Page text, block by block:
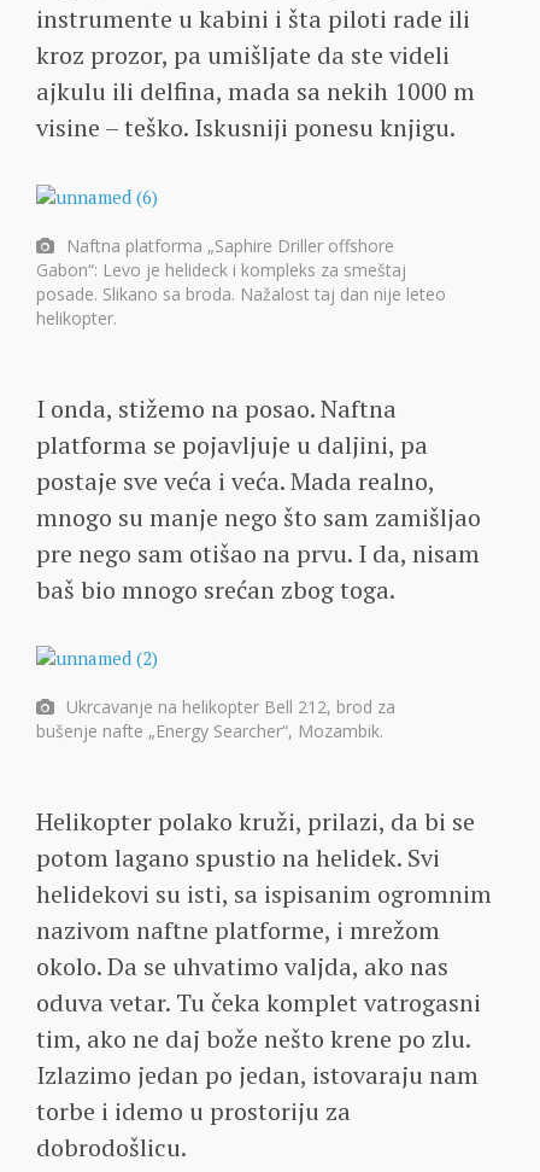
instrumente u kabini i šta piloti rade ili
kroz prozor, pa umišljate da ste videli
ajkulu ili delfina, mada sa nekih 1000 m
visine – teško. Iskusniji ponesu knjigu.
Naftna platforma „Saphire Driller offshore
Gabon“: Levo je helideck i kompleks za smeštaj
posade. Slikano sa broda. Nažalost taj dan nije leteo
helikopter.
I onda, stižemo na posao. Naftna
platforma se pojavljuje u daljini, pa
postaje sve veća i veća. Mada realno,
mnogo su manje nego što sam zamišljao
pre nego sam otišao na prvu. I da, nisam
baš bio mnogo srećan zbog toga.
Ukrcavanje na helikopter Bell 212, brod za
bušenje nafte „Energy Searcher“, Mozambik.
Helikopter polako kruži, prilazi, da bi se
potom lagano spustio na helidek. Svi
helidekovi su isti, sa ispisanim ogromnim
nazivom naftne platforme, i mrežom
okolo. Da se uhvatimo valjda, ako nas
oduva vetar. Tu čeka komplet vatrogasni
tim, ako ne daj bože nešto krene po zlu.
Izlazimo jedan po jedan, istovaraju nam
torbe i idemo u prostoriju za
dobrodošlicu.